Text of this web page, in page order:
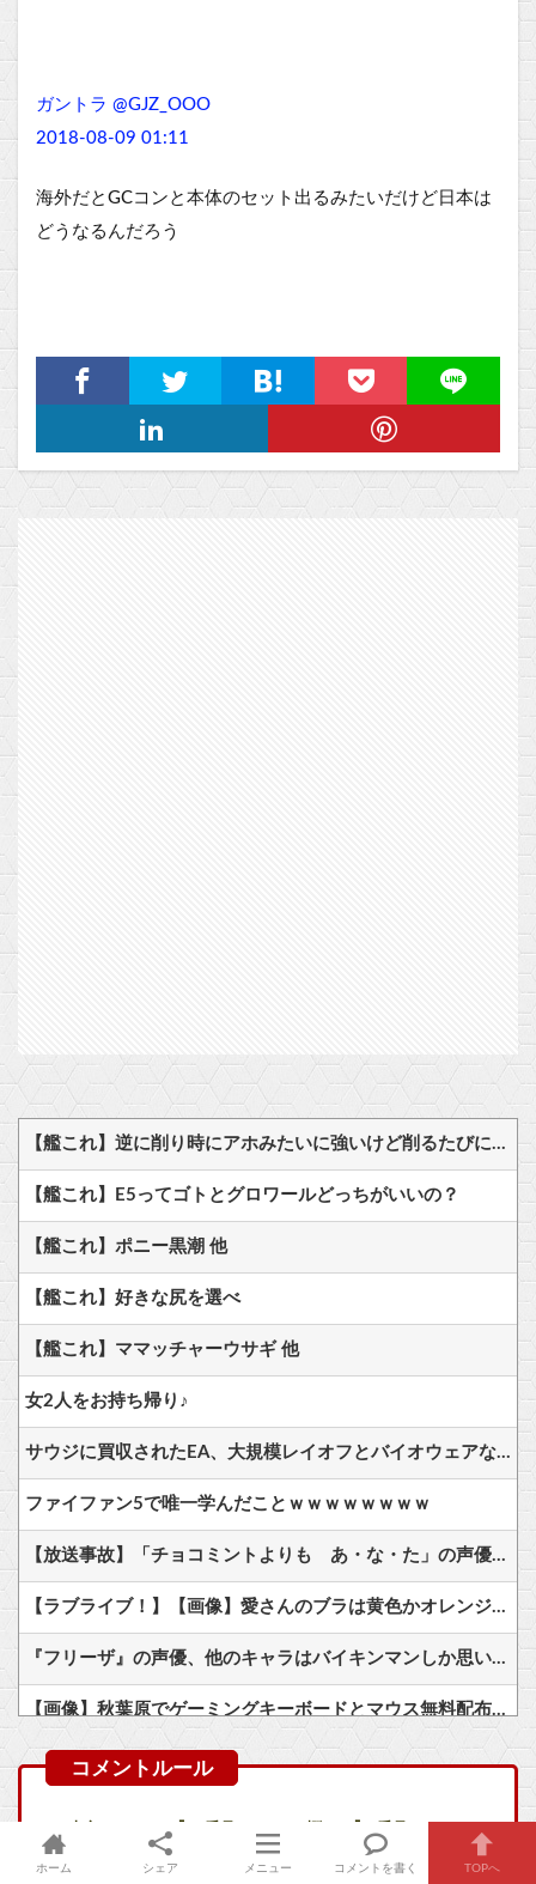
ガントラ @GJZ_OOO
2018-08-09 01:11
海外だとGCコンと本体のセット出るみたいだけど日本は
どうなるんだろう
【艦これ】逆に削り時にアホみたいに強いけど削るたびに弱体化するボスとかどうだろう？
【艦これ】E5ってゴトとグロワールどっちがいいの？
【艦これ】ポニー黒潮 他
【艦これ】好きな尻を選べ
【艦これ】ママッチャーウサギ 他
女2人をお持ち帰り♪
サウジに買収されたEA、大規模レイオフとバイオウェアなど売却か
ファイファン5で唯一学んだことｗｗｗｗｗｗｗｗ
【放送事故】「チョコミントよりも あ・な・た」の声優・降幡愛さん、TV番組で巨大落とし穴に落とされてしまう → お前らの想像の300倍以上絵面がヤバいｗｗｗｗ
【ラブライブ！】【画像】愛さんのブラは黄色かオレンジ以外認めん【虹ヶ咲】他
『フリーザ』の声優、他のキャラはバイキンマンしか思い浮かばないｗｗ
【画像】秋葉原でゲーミングキーボードとマウス無料配布するよ→結果
【画像】70過ぎてからドラクエ10を始めた父が急逝→娘が活動記録を開示ｗｗｗ
本文へコメント｢>>番号｣コメント欄には｢※番号｣
荒らしコメントは無視するようお願いします。荒らしはレス
ホーム シェア メニュー コメントを書く TOPへ